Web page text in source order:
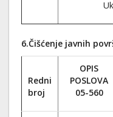
6.Čišćenje javnih
Redni
broj
OPIS
POSLOVA
05-560